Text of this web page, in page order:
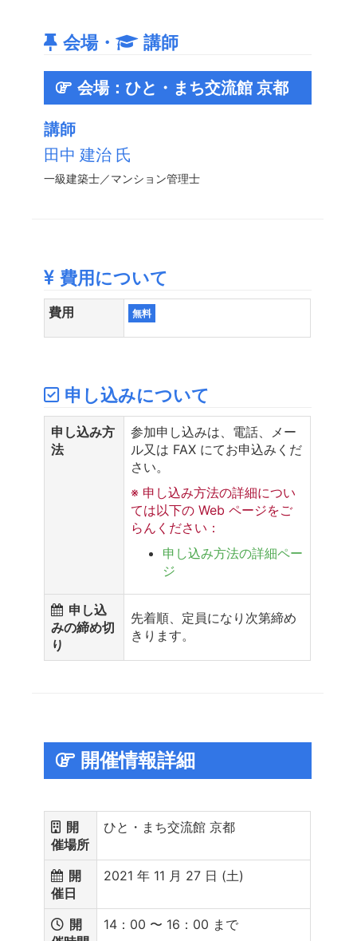
会場・ 講師
会場：ひと・まち交流館 京都
講師
田中 建治 氏
一級建築士／マンション管理士
費用について
費用 無料
申し込みについて
申し込み方
法
参加申し込みは、電話、メー
ル又は FAX にてお申込みくだ
さい。
※ 申し込み方法の詳細につい
ては以下の Web ページをご
らんください：
申し込み方法の詳細ペー
ジ
申し込
みの締め切
り
先着順、定員になり次第締め
きります。
開催情報詳細
開
催場所
ひと・まち交流館 京都
開
催日
2021 年 11 月 27 日 (土)
開
14：00 〜 16：00 まで